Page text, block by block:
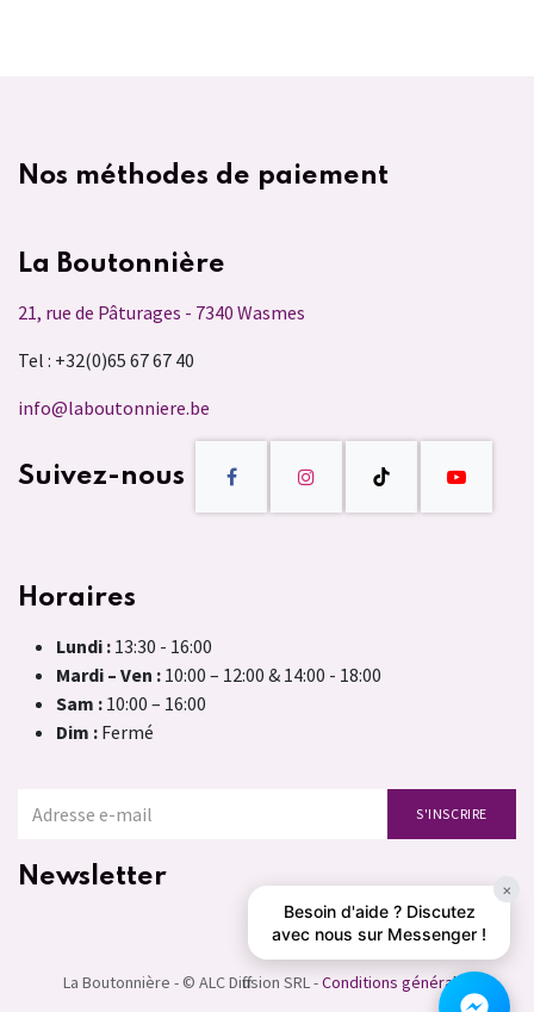
Nos méthodes de paiement
La Boutonnière
21, rue de Pâturages - 7340 Wasmes
Tel : +32(0)65 67 67 40
info@laboutonniere.be
Suivez-nous
Horaires
Lundi : 13:30 - 16:00
Mardi – Ven : 10:00 – 12:00 & 14:00 - 18:00
Sam : 10:00 – 16:00
Dim : Fermé
S'INSCRIRE
Newsletter ×
Besoin d'aide ? Discutez
avec nous sur Messenger !
La Boutonnière - © ALC Diffusion SRL -Conditions générales